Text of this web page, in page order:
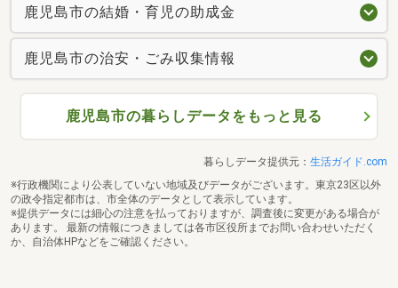
鹿児島市の結婚・育児の助成金
鹿児島市の治安・ごみ収集情報
鹿児島市の暮らしデータをもっと見る
暮らしデータ提供元： 生活ガイド.com
※行政機関により公表していない地域及びデータがございます。東京23区以外
の政令指定都市は、市全体のデータとして表示しています。
※提供データには細心の注意を払っておりますが、調査後に変更がある場合が
あります。 最新の情報につきましては各市区役所までお問い合わせいただく
か、自治体HPなどをご確認ください。